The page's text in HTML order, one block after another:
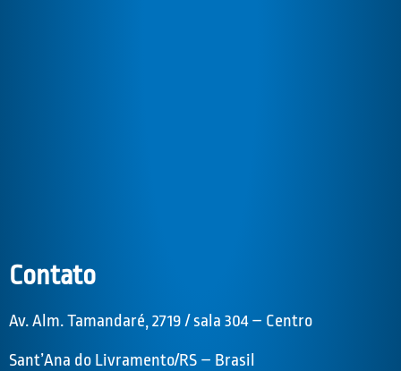
Contato
Av. Alm. Tamandaré, 2719 / sala 304 – Centro
Sant’Ana do Livramento/RS – Brasil